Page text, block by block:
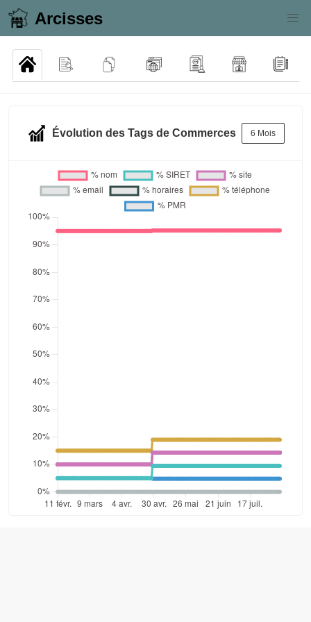
Arcisses
Évolution des Tags de Commerces 6 Mois